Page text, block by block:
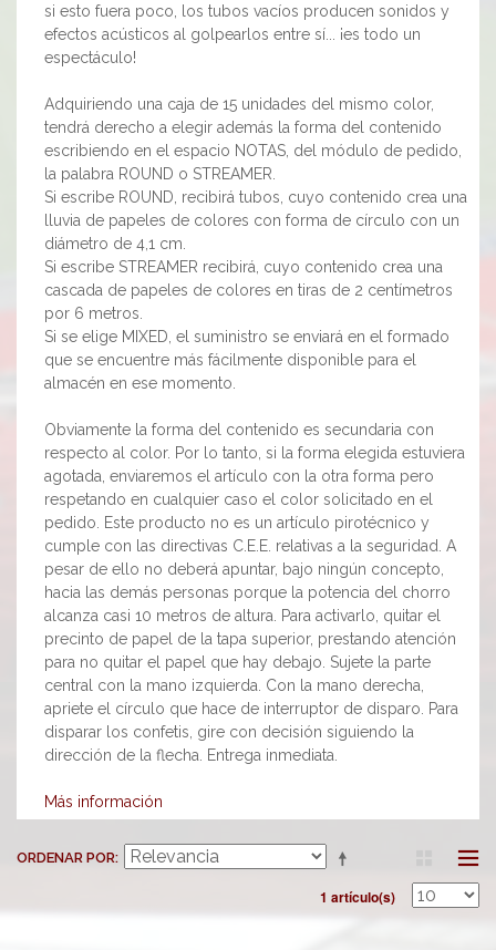
si esto fuera poco, los tubos vacíos producen sonidos y
efectos acústicos al golpearlos entre sí... ¡es todo un
espectáculo!
Adquiriendo una caja de 15 unidades del mismo color,
tendrá derecho a elegir además la forma del contenido
escribiendo en el espacio NOTAS, del módulo de pedido,
la palabra ROUND o STREAMER.
Si escribe ROUND, recibirá tubos, cuyo contenido crea una
lluvia de papeles de colores con forma de círculo con un
diámetro de 4,1 cm.
Si escribe STREAMER recibirá, cuyo contenido crea una
cascada de papeles de colores en tiras de 2 centímetros
por 6 metros.
Si se elige MIXED, el suministro se enviará en el formado
que se encuentre más fácilmente disponible para el
almacén en ese momento.
Obviamente la forma del contenido es secundaria con
respecto al color. Por lo tanto, si la forma elegida estuviera
agotada, enviaremos el artículo con la otra forma pero
respetando en cualquier caso el color solicitado en el
pedido. Este producto no es un artículo pirotécnico y
cumple con las directivas C.E.E. relativas a la seguridad. A
pesar de ello no deberá apuntar, bajo ningún concepto,
hacia las demás personas porque la potencia del chorro
alcanza casi 10 metros de altura. Para activarlo, quitar el
precinto de papel de la tapa superior, prestando atención
para no quitar el papel que hay debajo. Sujete la parte
central con la mano izquierda. Con la mano derecha,
apriete el círculo que hace de interruptor de disparo. Para
disparar los confetis, gire con decisión siguiendo la
dirección de la flecha. Entrega inmediata.
Más información
ORDENAR POR
1 artículo(s)